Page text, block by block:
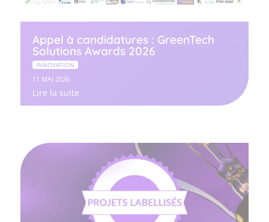
Appel à candidatures : GreenTech
Solutions Awards 2026
INNOVATION
11 MAI 2026
Lire la suite